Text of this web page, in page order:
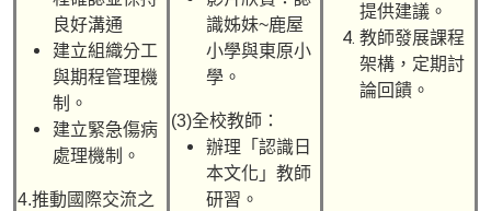
良好溝通
建立組織分工
與期程管理機
制。
建立緊急傷病
處理機制。
4.推動國際交流之
識姊妹~鹿屋
小學與東原小
學。
(3)全校教師：
辦理「認識日
本文化」教師
研習。
提供建議。
教師發展課程
架構，定期討
論回饋。